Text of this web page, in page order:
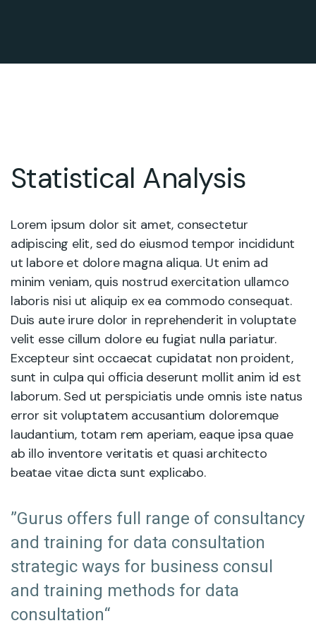
Statistical Analysis
Lorem ipsum dolor sit amet, consectetur
adipiscing elit, sed do eiusmod tempor incididunt
ut labore et dolore magna aliqua. Ut enim ad
minim veniam, quis nostrud exercitation ullamco
laboris nisi ut aliquip ex ea commodo consequat.
Duis aute irure dolor in reprehenderit in voluptate
velit esse cillum dolore eu fugiat nulla pariatur.
Excepteur sint occaecat cupidatat non proident,
sunt in culpa qui officia deserunt mollit anim id est
laborum. Sed ut perspiciatis unde omnis iste natus
error sit voluptatem accusantium doloremque
laudantium, totam rem aperiam, eaque ipsa quae
ab illo inventore veritatis et quasi architecto
beatae vitae dicta sunt explicabo.
”Gurus offers full range of consultancy
and training for data consultation
strategic ways for business consul
and training methods for data
consultation“